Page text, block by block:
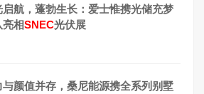
启航，蓬勃生长：爱士惟携光储充梦
亮相SNEC光伏展
与颜值并存，桑尼能源携全系列别墅